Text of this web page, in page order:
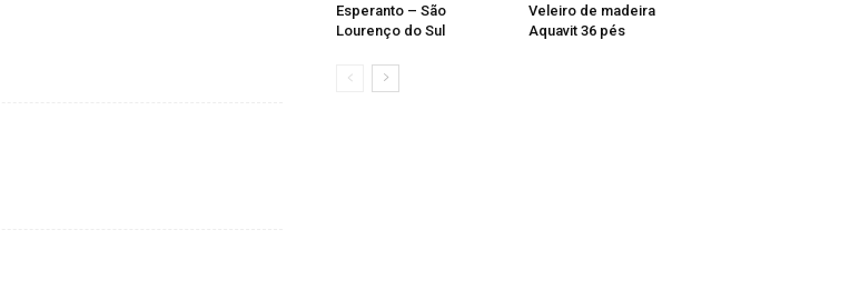
Esperanto – São
Lourenço do Sul
Veleiro de madeira
Aquavit 36 pés